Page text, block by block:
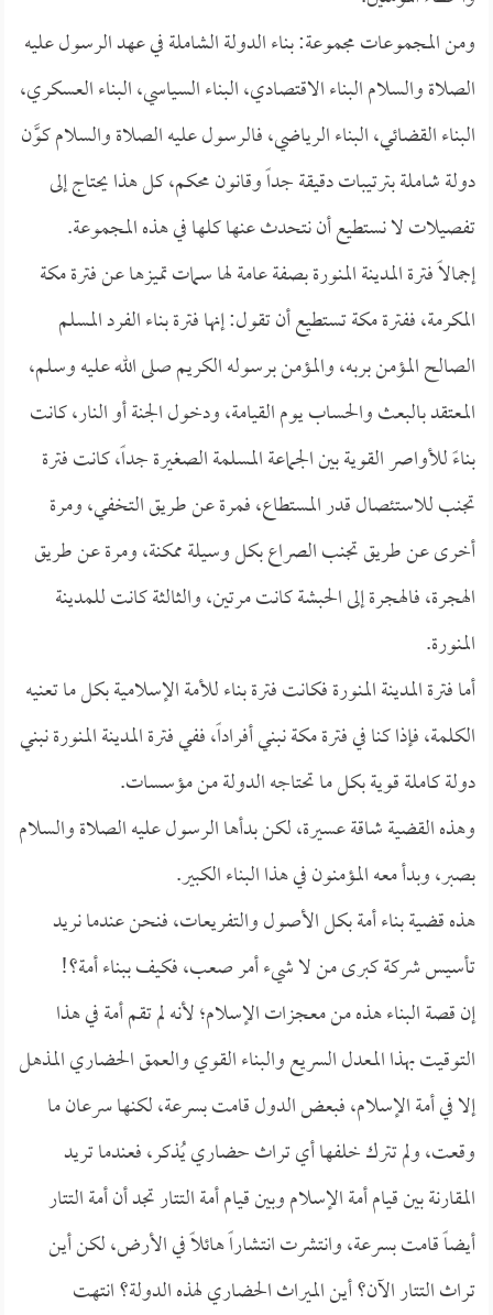
ومن المجموعات مجموعة: بناء الدولة الشاملة في عهد الرسول عليه
الصلاة والسلام البناء الاقتصادي، البناء السياسي، البناء العسكري،
البناء القضائي، البناء الرياضي، فالرسول عليه الصلاة والسلام كوَّن
دولة شاملة بترتيبات دقيقة جداً وقانون محكم، كل هذا يحتاج إلى
تفصيلات لا نستطيع أن نتحدث عنها كلها في هذه المجموعة.
إجمالاً فترة المدينة المنورة بصفة عامة لها سمات تميزها عن فترة مكة
المكرمة، ففترة مكة تستطيع أن تقول: إنها فترة بناء الفرد المسلم
الصالح المؤمن بربه، والمؤمن برسوله الكريم صلى الله عليه وسلم،
المعتقد بالبعث والحساب يوم القيامة، ودخول الجنة أو النار، كانت
بناءً للأواصر القوية بين الجماعة المسلمة الصغيرة جداً، كانت فترة
تجنب للاستئصال قدر المستطاع، فمرة عن طريق التخفي، ومرة
أخرى عن طريق تجنب الصراع بكل وسيلة ممكنة، ومرة عن طريق
الهجرة، فالهجرة إلى الحبشة كانت مرتين، والثالثة كانت للمدينة
المنورة.
أما فترة المدينة المنورة فكانت فترة بناء للأمة الإسلامية بكل ما تعنيه
الكلمة، فإذا كنا في فترة مكة نبني أفراداً، ففي فترة المدينة المنورة نبني
دولة كاملة قوية بكل ما تحتاجه الدولة من مؤسسات.
وهذه القضية شاقة عسيرة، لكن بدأها الرسول عليه الصلاة والسلام
بصبر، وبدأ معه المؤمنون في هذا البناء الكبير.
هذه قضية بناء أمة بكل الأصول والتفريعات، فنحن عندما نريد
تأسيس شركة كبرى من لا شيء أمر صعب، فكيف ببناء أمة؟!
إن قصة البناء هذه من معجزات الإسلام؛ لأنه لم تقم أمة في هذا
التوقيت بهذا المعدل السريع والبناء القوي والعمق الحضاري المذهل
إلا في أمة الإسلام، فبعض الدول قامت بسرعة، لكنها سرعان ما
وقعت، ولم تترك خلفها أي تراث حضاري يُذكر، فعندما تريد
المقارنة بين قيام أمة الإسلام وبين قيام أمة التتار تجد أن أمة التتار
أيضاً قامت بسرعة، وانتشرت انتشاراً هائلاً في الأرض، لكن أين
تراث التتار الآن؟ أين الميراث الحضاري لهذه الدولة؟ انتهت